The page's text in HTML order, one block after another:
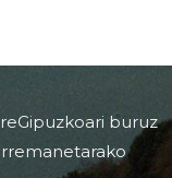
buruz